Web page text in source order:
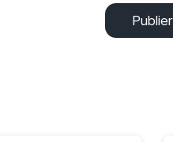
Publier